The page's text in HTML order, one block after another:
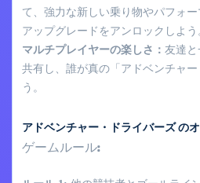
て、強力な新しい乗り物やパフォ
アップグレードをアンロックしよう
マルチプレイヤーの楽しさ： 友達と
共有し、誰が真の「アドベンチャ
う。
アドベンチャー・ドライバーズ の
ゲームルール: